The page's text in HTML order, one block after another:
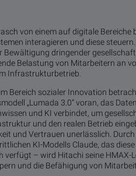
von einem auf digitale Bereiche
interagieren und diese
Bewältigung dringender
Belastung von Mitarbeitern an
Infrastrukturbetrieb.
Bereich sozialer Innovation
„Lumada 3.0“ voran, das
und KI verbindet, um
und den realen Betrieb
und Vertrauen unerlässlich.
KI-Modells Claude, das
verfügt – wird Hitachi seine HMAX-
und die Befähigung von